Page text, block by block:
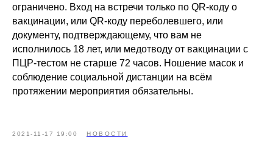
ограничено. Вход на встречи только по QR-коду о
вакцинации, или QR-коду переболевшего, или
документу, подтверждающему, что вам не
исполнилось 18 лет, или медотводу от вакцинации с
ПЦР-тестом не старше 72 часов. Ношение масок и
соблюдение социальной дистанции на всём
протяжении мероприятия обязательны.
2021-11-17 19:00 НОВОСТИ